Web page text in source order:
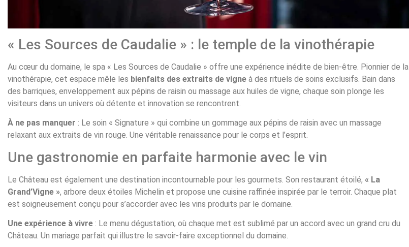
« Les Sources de Caudalie » : le temple de la vinothérapie
Au cœur du domaine, le spa « Les Sources de Caudalie » offre une expérience inédite de bien-être. Pionnier de la
vinothérapie, cet espace mêle les bienfaits des extraits de vigne à des rituels de soins exclusifs. Bain dans
des barriques, enveloppement aux pépins de raisin ou massage aux huiles de vigne, chaque soin plonge les
visiteurs dans un univers où détente et innovation se rencontrent.
À ne pas manquer : Le soin « Signature » qui combine un gommage aux pépins de raisin avec un massage
relaxant aux extraits de vin rouge. Une véritable renaissance pour le corps et l’esprit.
Une gastronomie en parfaite harmonie avec le vin
Le Château est également une destination incontournable pour les gourmets. Son restaurant étoilé, « La
Grand’Vigne », arbore deux étoiles Michelin et propose une cuisine raffinée inspirée par le terroir. Chaque plat
est soigneusement conçu pour s’accorder avec les vins produits par le domaine.
Une expérience à vivre : Le menu dégustation, où chaque met est sublimé par un accord avec un grand cru du
Château. Un mariage parfait qui illustre le savoir-faire exceptionnel du domaine.